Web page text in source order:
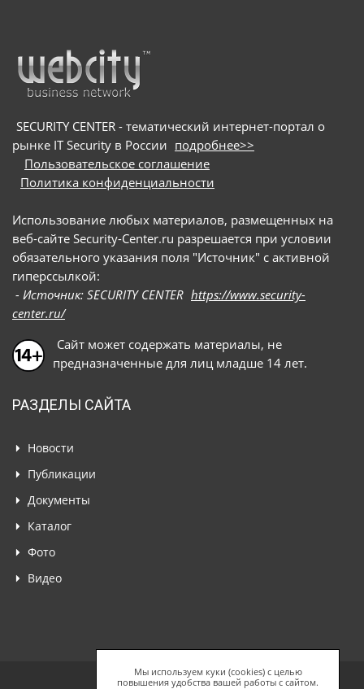
SECURITY CENTER - тематический интернет-портал о
рынке IT Security в России подробнее>>
Пользовательское соглашение
Политика конфиденциальности
Использование любых материалов, размещенных на
веб-сайте Security-Center.ru разрешается при условии
обязательного указания поля "Источник" с активной
гиперссылкой:
- Источник: SECURITY CENTER https://www.security-
center.ru/
Сайт может содержать материалы, не
предназначенные для лиц младше 14 лет.
РАЗДЕЛЫ САЙТА
Новости
Публикации
Документы
Каталог
Фото
Видео
Мы используем куки (cookies) с целью
повышения удобства вашей работы с сайтом.